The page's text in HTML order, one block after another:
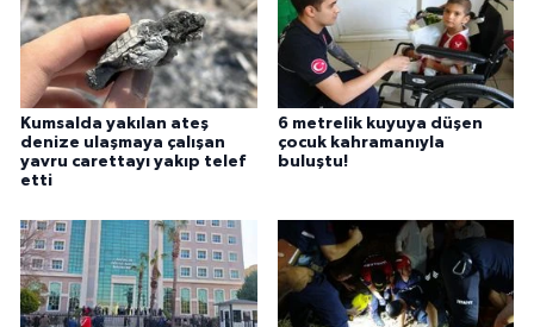
Kumsalda yakılan ateş
denize ulaşmaya çalışan
yavru carettayı yakıp telef
etti
6 metrelik kuyuya düşen
çocuk kahramanıyla
buluştu!